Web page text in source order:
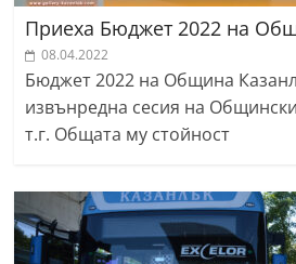
Приеха Бюджет 2022 на
08.04.2022
Бюджет 2022 на Община
извънредна сесия на
т.г. Общата му стойност